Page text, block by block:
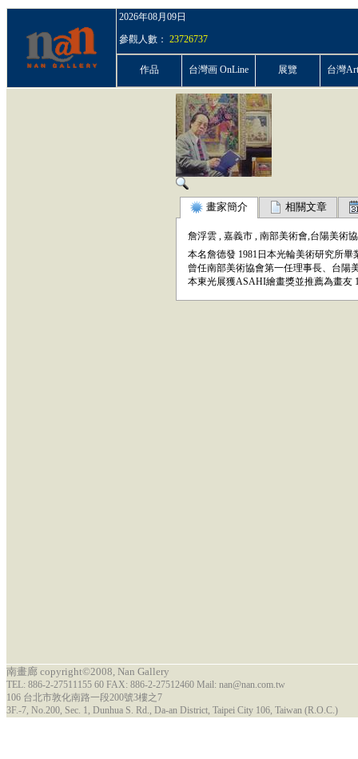
2026年08月09日
參觀人數： 23726737
作品 台灣画 OnLine 展覽 台灣
畫家簡介 相關文章
詹浮雲 , 嘉義市 , 南部美術會,台陽美術
本名詹德發 1981日本光輪美術研究所
曾任南部美術協會第一任理事長、台陽
本東光展獲ASAHI繪畫獎並推薦為畫友
南畫廊 copyright©2008, Nan Gallery
TEL: 886-2-27511155 60 FAX: 886-2-27512460 Mail: nan@nan.com.tw
106 台北市敦化南路一段200號3樓之7
3F.-7, No.200, Sec. 1, Dunhua S. Rd., Da-an District, Taipei City 106, Taiwan (R.O.C.)